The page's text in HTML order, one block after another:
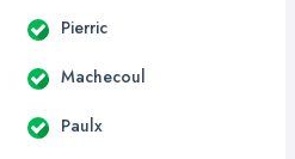
Pierric
Machecoul
Paulx